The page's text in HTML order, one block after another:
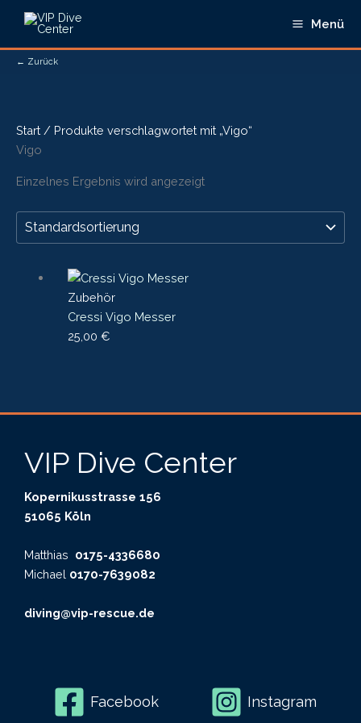
Inhalt
springen
Menü
← Zurück
Start / Produkte verschlagwortet mit „Vigo“
Vigo
Einzelnes Ergebnis wird angezeigt
Zubehör
Cressi Vigo Messer
25,00 €
VIP Dive Center
Kopernikusstrasse 156
51065 Köln
Matthias 0175-4336680
Michael 0170-7639082
diving@vip-rescue.de
Facebook Instagram